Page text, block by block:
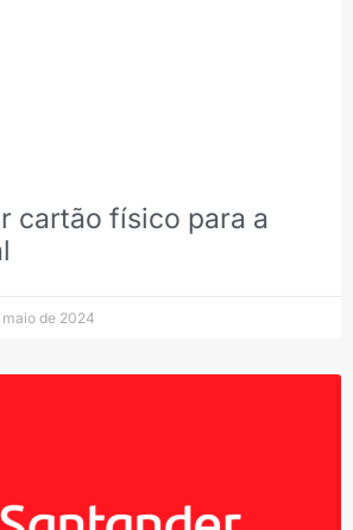
cartão físico para a
maio de 2024